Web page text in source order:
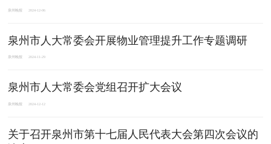
泉州晚报 2024-12-06
泉州市人大常委会开展物业管理提升工作专题调研
泉州晚报 2024-11-29
泉州市人大常委会党组召开扩大会议
泉州晚报 2024-12-12
关于召开泉州市第十七届人民代表大会第四次会议的